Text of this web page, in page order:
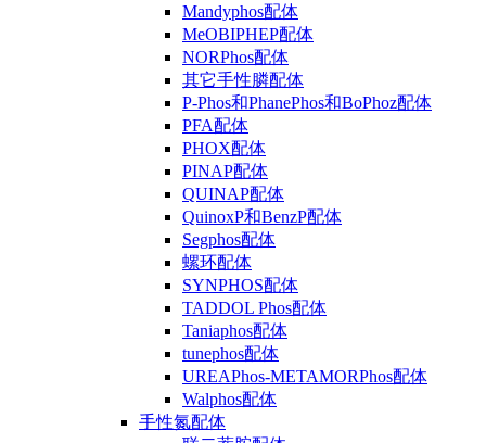
Mandyphos配体
MeOBIPHEP配体
NORPhos配体
其它手性膦配体
P-Phos和PhanePhos和BoPhoz配体
PFA配体
PHOX配体
PINAP配体
QUINAP配体
QuinoxP和BenzP配体
Segphos配体
螺环配体
SYNPHOS配体
TADDOL Phos配体
Taniaphos配体
tunephos配体
UREAPhos-METAMORPhos配体
Walphos配体
手性氮配体